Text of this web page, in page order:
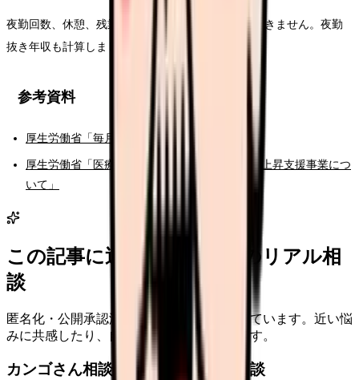
夜勤回数、休憩、残業、体調負担を見ないと判断できません。夜勤
抜き年収も計算しましょう。
参考資料
厚生労働省「毎月勤労統計調査」
厚生労働省「医療機関等における賃上げ・物価上昇支援事業につ
いて」
この記事に近い看護師さんのリアル相
談
匿名化・公開承認済みの本音だけを表示しています。近い悩
みに共感したり、自分の状況を投稿できます。
カンゴさん相談室から共有された相談